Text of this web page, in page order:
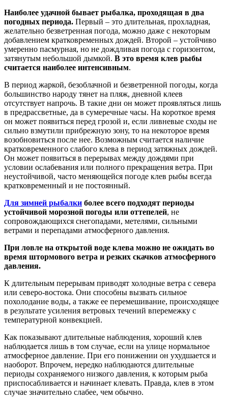
Наиболее удачной бывает рыбалка, проходящая в два
погодных периода. Первый – это длительная, прохладная,
желательно безветренная погода, можно даже с некоторым
добавлением кратковременных дождей. Второй – устойчиво
умеренно пасмурная, но не дождливая погода с горизонтом,
затянутым небольшой дымкой. В это время клев рыбы
считается наиболее интенсивным.
В период жаркой, безоблачной и безветренной погоды, когда
большинство народу тянет на пляж, дневной клеев
отсутствует напрочь. В такие дни он может проявляться лишь
в предрассветные, да в сумеречные часы. На короткое время
он может появиться перед грозой и, если ливневые сходы не
сильно взмутили прибрежную зону, то на некоторое время
возобновиться после нее. Возможным считается наличие
кратковременного слабого клева в период затяжных дождей.
Он может появиться в перерывах между дождями при
условии ослабевания или полного прекращения ветра. При
неустойчивой, часто меняющейся погоде клев рыбы всегда
кратковременный и не постоянный.
Для зимней рыбалки более всего подходят периоды
устойчивой морозной погоды или оттепелей, не
сопровождающихся снегопадами, метелями, сильными
ветрами и перепадами атмосферного давления.
При ловле на открытой воде клева можно не ожидать во
время штормового ветра и резких скачков атмосферного
давления.
К длительным перерывам приводят холодные ветра с севера
или северо-востока. Они способны вызвать сильное
похолодание воды, а также ее перемешивание, происходящее
в результате усиления ветровых течений вперемежку с
температурной конвекцией.
Как показывают длительные наблюдения, хороший клев
наблюдается лишь в том случае, если на улице нормальное
атмосферное давление. При его понижении он ухудшается и
наоборот. Впрочем, нередко наблюдаются длительные
периоды сохраняемого низкого давления, к которым рыба
приспосабливается и начинает клевать. Правда, клев в этом
случае значительно слабее, чем обычно.